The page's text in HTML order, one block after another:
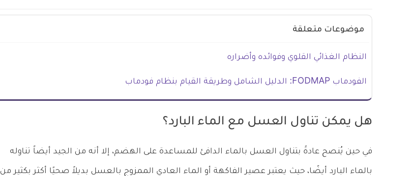
موضوعات متعلقة
النظام الغذائي القلوي وفوائده وأضراره
الفودماب FODMAP: الدليل الشامل وطريقة القيام بنظام فودماب
هل يمكن تناول العسل مع الماء البارد؟
في حين يُنصح عادةً بتناول العسل بالماء الدافئ للمساعدة على الهضم، إلا أنه من الجيد أيضاً تناوله
بالماء البارد أيضًا، حيث يعتبر عصير الفاكهة أو الماء العادي الممزوج بالعسل بديلاً صحيًا أكثر بكثير من